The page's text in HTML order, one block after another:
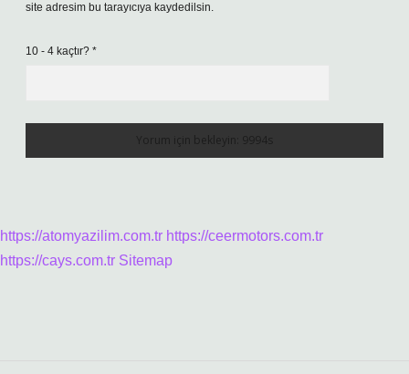
site adresim bu tarayıcıya kaydedilsin.
10 - 4 kaçtır? *
https://atomyazilim.com.tr https://ceermotors.com.tr
https://cays.com.tr Sitemap